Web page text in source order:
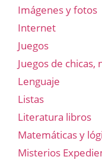
Imágenes y fotos
Internet
Juegos
Juegos de chicas,
Lenguaje
Listas
Literatura libros
Matemáticas y
Misterios